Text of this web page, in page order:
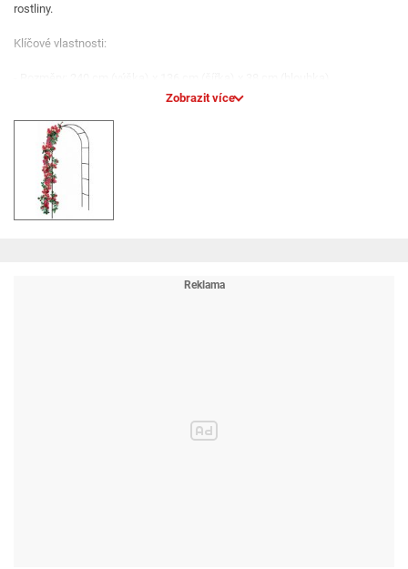
rostliny.
Klíčové vlastnosti:
- Barva: Zelená, která ladí s přírodním prostředím.
- Využití: Ideální jako opora pro popínavé rostliny nebo dekorativní prvek.
Výhody zahradního oblouku:
Zobrazit více